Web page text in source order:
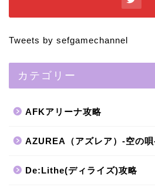
Tweets by sefgamechannel
カテゴリー
AFKアリーナ攻略
AZUREA（アズレア）-空の
De:Lithe(ディライズ)攻略